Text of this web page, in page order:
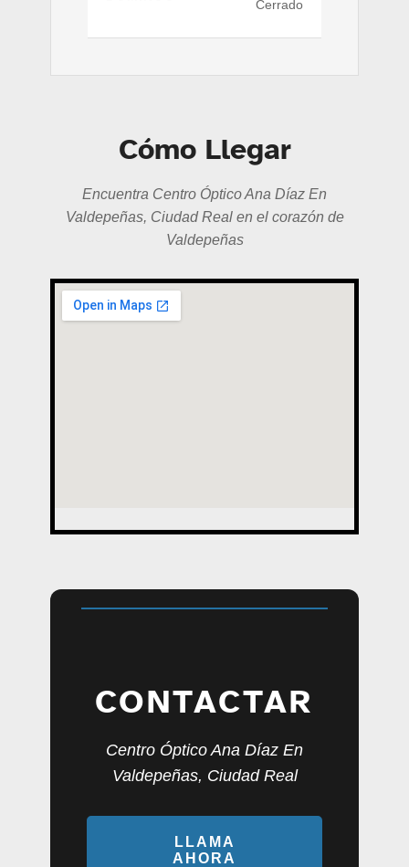
Cerrado
Cómo Llegar
Encuentra Centro Óptico Ana Díaz En
Valdepeñas, Ciudad Real en el corazón de
Valdepeñas
CONTACTAR
Centro Óptico Ana Díaz En
Valdepeñas, Ciudad Real
LLAMA
AHORA